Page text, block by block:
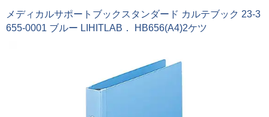
メディカルサポートブックスタンダード カルテブック 23-3
655-0001 ブルー LIHITLAB． HB656(A4)2ケツ